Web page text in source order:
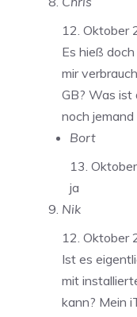
12. Oktober
Es hieß
mir
GB? Was ist
noch
Bort
13.
ja
Nik
12. Oktober
Ist es
mit
kann? Mein